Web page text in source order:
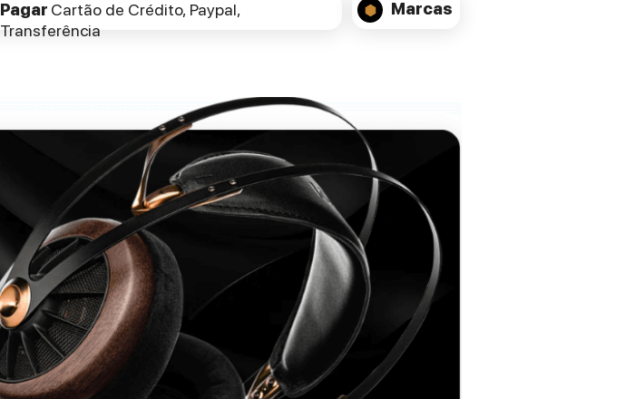
Pagar Cartão de Crédito, Paypal,
Transferência
Marcas